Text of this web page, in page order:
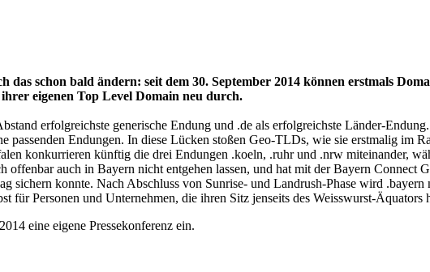
schon bald ändern: seit dem 30. September 2014 können erstmals
eigenen Top Level Domain neu durch.
erfolgreichste generische Endung und .de als erfolgreichste Länder-
passenden Endungen. In diese Lücken stoßen Geo-TLDs, wie sie erstmalig im
konkurrieren künftig die drei Endungen .koeln, .ruhr und .nrw miteinander,
auch in Bayern nicht entgehen lassen, und hat mit der Bayern Connect
sichern konnte. Nach Abschluss von Sunrise- und Landrush-Phase wird .bayern
für Personen und Unternehmen, die ihren Sitz jenseits des Weisswurst-Äquators
eine eigene Pressekonferenz ein.